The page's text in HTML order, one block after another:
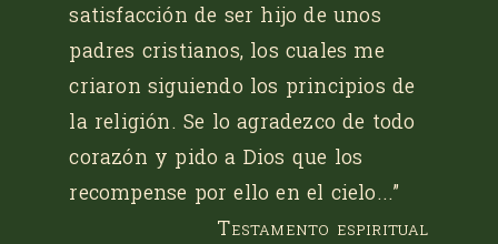
satisfacción de ser hijo de unos
padres cristianos, los cuales me
criaron siguiendo los principios de
la religión. Se lo agradezco de todo
corazón y pido a Dios que los
recompense por ello en el cielo...”
Testamento espiritual